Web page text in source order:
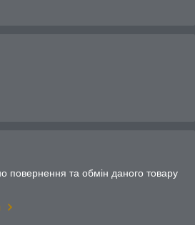
повернення та обмін даного товару